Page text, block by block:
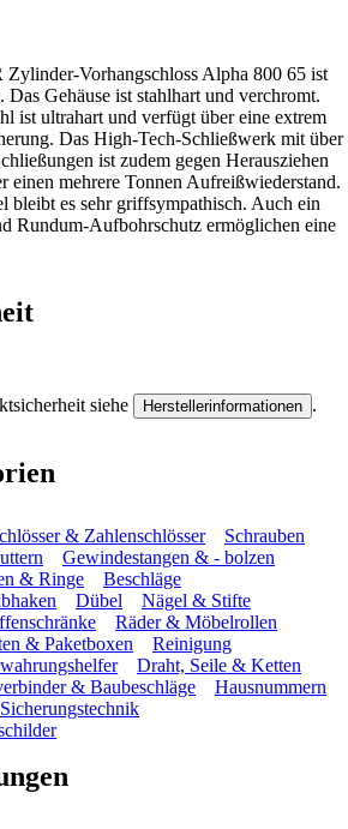
Vorhangschloss Alpha 800 65 ist
Das Gehäuse ist stahlhart und verchromt.
ist ultrahart und verfügt über eine extrem
Das High-Tech-Schließwerk mit über
ist zudem gegen Herausziehen
einen mehrere Tonnen Aufreißwiederstand.
bleibt es sehr griffsympathisch. Auch ein
Rundum-Aufbohrschutz ermöglichen eine
siehe Herstellerinformationen .
& Zahlenschlösser
Schrauben
Gewindestangen & - bolzen
& Ringe
Beschläge
Dübel
Nägel & Stifte
Räder & Möbelrollen
& Paketboxen
Reinigung
Draht, Seile & Ketten
& Baubeschläge
Hausnummern
Sicherungstechnik